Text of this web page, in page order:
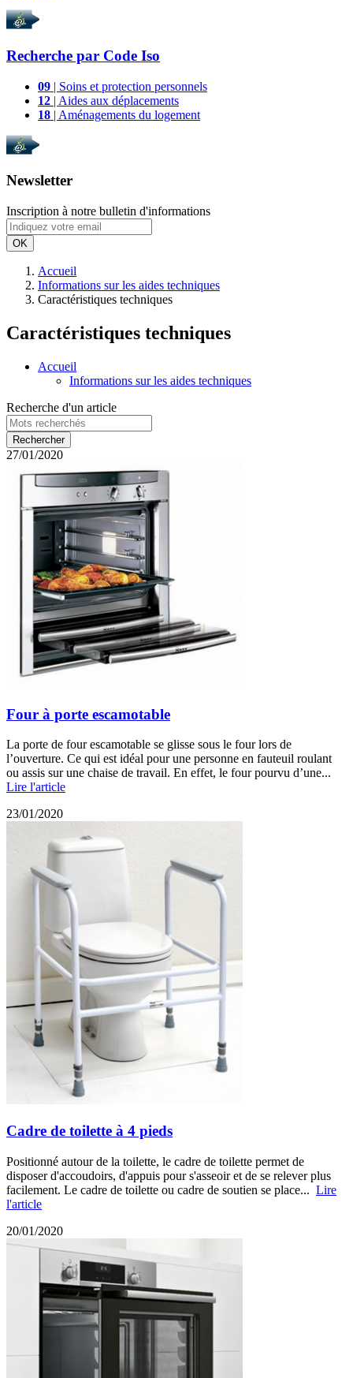
Recherche par Code Iso
09 | Soins et protection personnels
12 | Aides aux déplacements
18 | Aménagements du logement
Newsletter
Inscription à notre bulletin d'informations
OK
Accueil
Informations sur les aides techniques
Caractéristiques techniques
Caractéristiques techniques
Accueil
Informations sur les aides techniques
Recherche d'un article
27/01/2020
Four à porte escamotable
La porte de four escamotable se glisse sous le four lors de
l’ouverture. Ce qui est idéal pour une personne en fauteuil roulant
ou assis sur une chaise de travail. En effet, le four pourvu d’une...
Lire l'article
23/01/2020
Cadre de toilette à 4 pieds
Positionné autour de la toilette, le cadre de toilette permet de
disposer d'accoudoirs, d'appuis pour s'asseoir et de se relever plus
facilement. Le cadre de toilette ou cadre de soutien se place... Lire
l'article
20/01/2020